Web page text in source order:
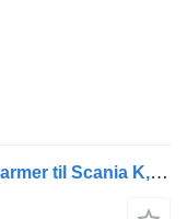
Valeo K-Series (01.06-) 43152D bilvarmer til Scania K,N,F-series bus (2006-)